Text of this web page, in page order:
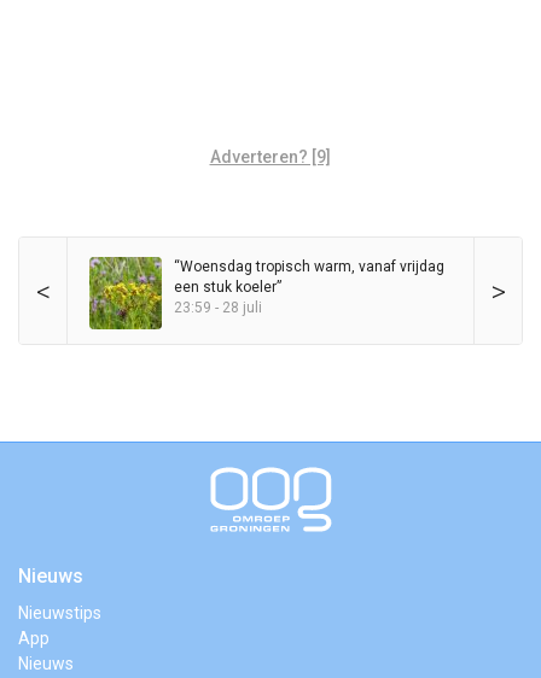
Adverteren? [9]
< >
“Woensdag tropisch warm, vanaf vrijdag
een stuk koeler”
23:59 - 28 juli
Nieuws
Nieuwstips
App
Nieuws